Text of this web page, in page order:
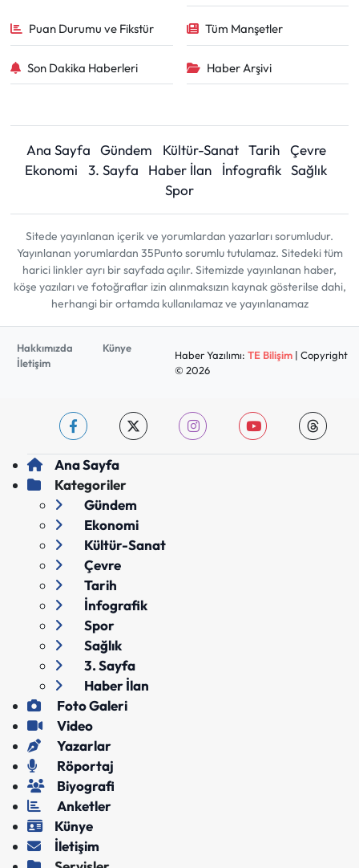
Puan Durumu ve Fikstür Tüm Manşetler
Son Dakika Haberleri Haber Arşivi
Ana Sayfa Gündem Kültür-Sanat Tarih
Çevre
Ekonomi
3. Sayfa Haber İlan İnfografik Sağlık
Spor
Sitede yayınlanan içerik ve yorumlardan yazarları sorumludur.
Yayınlanan yorumlardan 35Punto sorumlu tutulamaz. Sitedeki tüm
harici linkler ayrı bir sayfada açılır. Sitemizde yayınlanan haber,
köşe yazıları ve fotoğraflar izin alınmaksızın kaynak gösterilse dahi,
herhangi bir ortamda kullanılamaz ve yayınlanamaz
Hakkımızda
Künye
İletişim
Haber Yazılımı: TE Bilişim| Copyright
© 2026
Ana Sayfa
Kategoriler
Gündem
Ekonomi
Kültür-Sanat
Çevre
Tarih
İnfografik
Spor
Sağlık
3. Sayfa
Haber İlan
Foto Galeri
Video
Yazarlar
Röportaj
Biyografi
Anketler
Künye
İletişim